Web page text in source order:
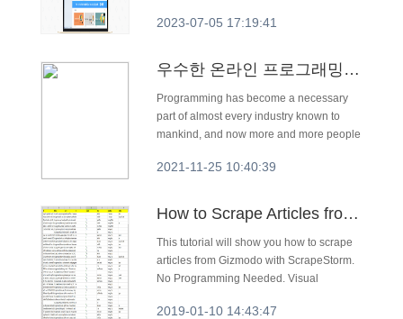
2023-07-05 17:19:41
우수한 온라인 프로그래밍 웹사이트
Programming has become a necessary
part of almost every industry known to
mankind, and now more and more people
2021-11-25 10:40:39
How to Scrape Articles from Gizmodo
This tutorial will show you how to scrape
articles from Gizmodo with ScrapeStorm.
No Programming Needed. Visual
2019-01-10 14:43:47